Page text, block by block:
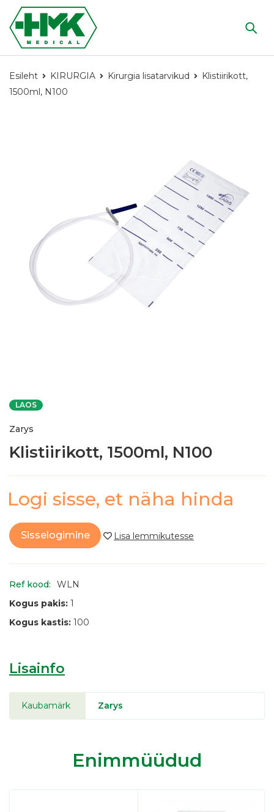
Esileht KIRURGIA Kirurgia lisatarvikud
Klistiirikott,
1500ml, N100
LAOS
Zarys
Klistiirikott, 1500ml, N100
Logi sisse, et näha hinda
Sisselogimine
Ref kood:
WLN
Kogus pakis: 1
Kogus kastis: 100
Lisainfo
Kaubamärk Zarys
Enimmüüdud